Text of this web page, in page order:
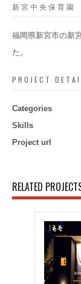
新宮中央保育園
福岡県新宮市の新
た。
PROJECT
Categories
Skills
Project url
RELATED